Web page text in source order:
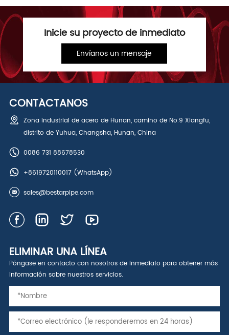
Inicie su proyecto de inmediato
Envíanos un mensaje
CONTÁCTANOS
Zona industrial de acero de Hunan, camino de No.9 Xiangfu,
distrito de Yuhua, Changsha, Hunan, China
0086 731 88678530
+8619720110017(WhatsApp)
sales@bestarpipe.com
ELIMINAR UNA LÍNEA
Póngase en contacto con nosotros de inmediato para obtener más
información sobre nuestros servicios.